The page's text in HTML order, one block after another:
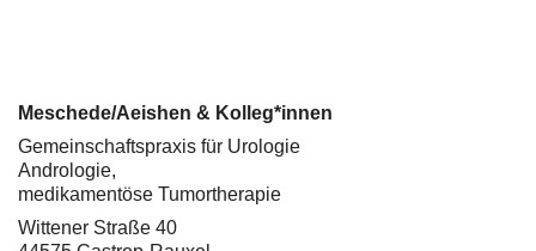
Meschede/Aeishen & Kolleg*innen
Gemeinschaftspraxis für Urologie
Andrologie,
medikamentöse Tumortherapie
Wittener Straße 40